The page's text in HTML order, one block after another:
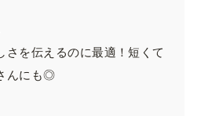
さを伝えるのに最適！短くて
んにも◎